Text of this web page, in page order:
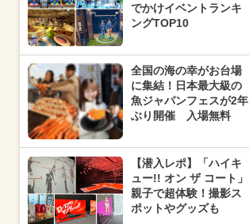
でかけイベントランキ
ングTOP10
全国の海の幸がお台場
に集結！日本最大級の
魚ジャパンフェスが2年
ぶり開催 入場無料
【潜入レポ】「ハイキ
ュー!! オン ザ コート」
親子で超体験！撮影ス
ポットやグッズも